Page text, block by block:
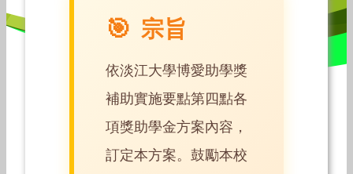
宗旨
依淡江大學博愛助學獎
補助實施要點第四點各
項獎助學金方案內容，
訂定本方案。鼓勵本校